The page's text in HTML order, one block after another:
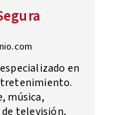
en
música,
televisión,